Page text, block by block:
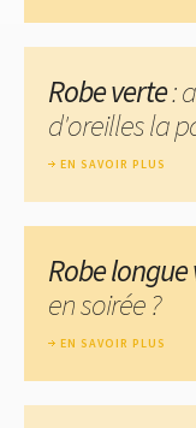
Robe verte:
d'oreilles la
EN SAVOIR PLUS
Robe longue
en soirée ?
EN SAVOIR PLUS